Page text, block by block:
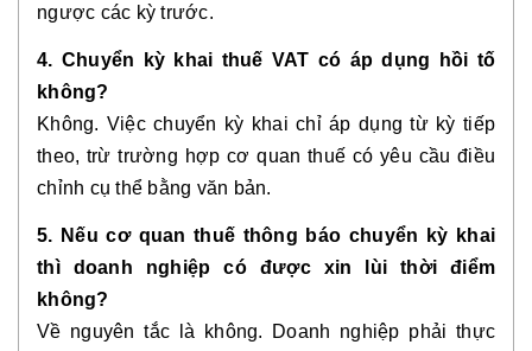
ngược các kỳ trước.
4. Chuyển kỳ khai thuế VAT có áp dụng hồi tố
không?
Không. Việc chuyển kỳ khai chỉ áp dụng từ kỳ tiếp
theo, trừ trường hợp cơ quan thuế có yêu cầu điều
chỉnh cụ thể bằng văn bản.
5. Nếu cơ quan thuế thông báo chuyển kỳ khai
thì doanh nghiệp có được xin lùi thời điểm
không?
Về nguyên tắc là không. Doanh nghiệp phải thực